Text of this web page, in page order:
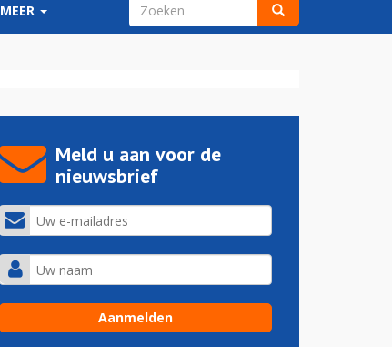
MEER ZOEKVELD
Meld u aan voor de
nieuwsbrief